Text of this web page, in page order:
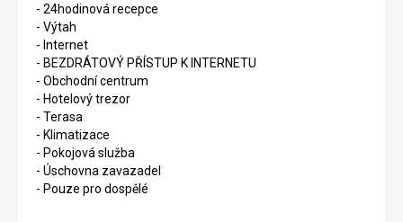
- 24hodinová recepce
- Výtah
- Internet
- BEZDRÁTOVÝ PŘÍSTUP K INTERNETU
- Obchodní centrum
- Hotelový trezor
- Terasa
- Klimatizace
- Pokojová služba
- Úschovna zavazadel
- Pouze pro dospělé